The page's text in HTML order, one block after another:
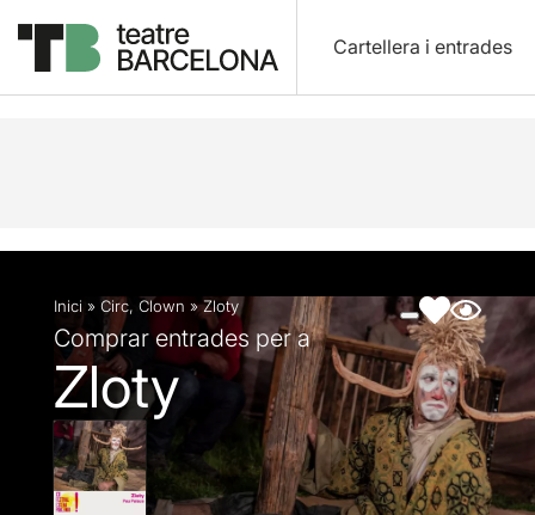
Cartellera i entrades
Descripció Fitxa artística Fotos i vídeos
Inici » Circ, Clown »Zloty
Comprar entrades per a
Zloty